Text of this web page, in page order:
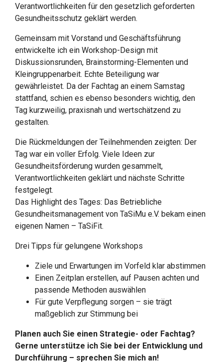
Verantwortlichkeiten für den gesetzlich geforderten
Gesundheitsschutz geklärt werden.
Gemeinsam mit Vorstand und Geschäftsführung
entwickelte ich ein Workshop-Design mit
Diskussionsrunden, Brainstorming-Elementen und
Kleingruppenarbeit. Echte Beteiligung war
gewährleistet. Da der Fachtag an einem Samstag
stattfand, schien es ebenso besonders wichtig, den
Tag kurzweilig, praxisnah und wertschätzend zu
gestalten.
Die Rückmeldungen der Teilnehmenden zeigten: Der
Tag war ein voller Erfolg. Viele Ideen zur
Gesundheitsförderung wurden gesammelt,
Verantwortlichkeiten geklärt und nächste Schritte
festgelegt.
Das Highlight des Tages: Das Betriebliche
Gesundheitsmanagement von TaSiMu e.V. bekam einen
eigenen Namen – TaSiFit.
Drei Tipps für gelungene Workshops
Ziele und Erwartungen im Vorfeld klar abstimmen
Einen Zeitplan erstellen, auf Pausen achten und
passende Methoden auswählen
Für gute Verpflegung sorgen – sie trägt
maßgeblich zur Stimmung bei
Planen auch Sie einen Strategie- oder Fachtag?
Gerne unterstütze ich Sie bei der Entwicklung und
Durchführung – sprechen Sie mich an!